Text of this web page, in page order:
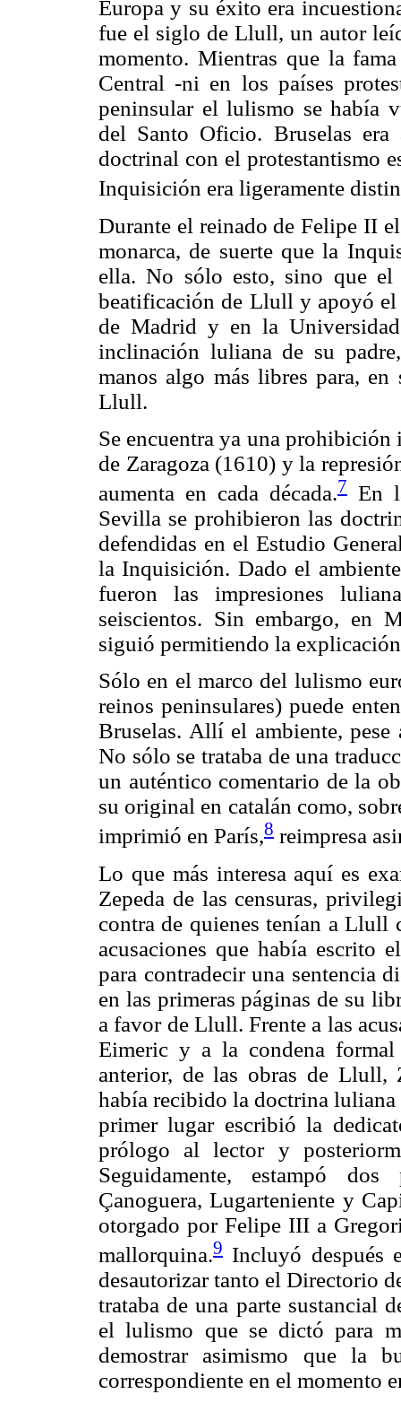
Europa y su éxito era
fue el siglo de Llull, un autor
momento. Mientras que la
Central -ni en los países
peninsular el lulismo se había
del Santo Oficio. Bruselas
doctrinal con el protestantismo
Inquisición era ligeramente
Durante el reinado de Felipe II
monarca, de suerte que la
ella. No sólo esto, sino que
beatificación de Llull y apoyó el
de Madrid y en la
inclinación luliana de su
manos algo más libres para,
Llull.
Se encuentra ya una
de Zaragoza (1610) y la
aumenta en cada década.7 En
Sevilla se prohibieron las
defendidas en el Estudio
la Inquisición. Dado el
fueron las impresiones
seiscientos. Sin embargo, en
siguió permitiendo la
Sólo en el marco del lulismo
reinos peninsulares) puede
Bruselas. Allí el ambiente,
No sólo se trataba de una
un auténtico comentario de la
su original en catalán como,
imprimió en París,8 reimpresa
Lo que más interesa aquí es
Zepeda de las censuras,
contra de quienes tenían a Llull
acusaciones que había
para contradecir una sentencia
en las primeras páginas de su
a favor de Llull. Frente a las
Eimeric y a la condena
anterior, de las obras de Llull,
había recibido la doctrina luliana
primer lugar escribió la
prólogo al lector y
Seguidamente, estampó
Çanoguera, Lugarteniente y
otorgado por Felipe III a
mallorquina.9 Incluyó después
desautorizar tanto el Directorio
trataba de una parte sustancial
el lulismo que se dictó para
demostrar asimismo que la
correspondiente en el momento